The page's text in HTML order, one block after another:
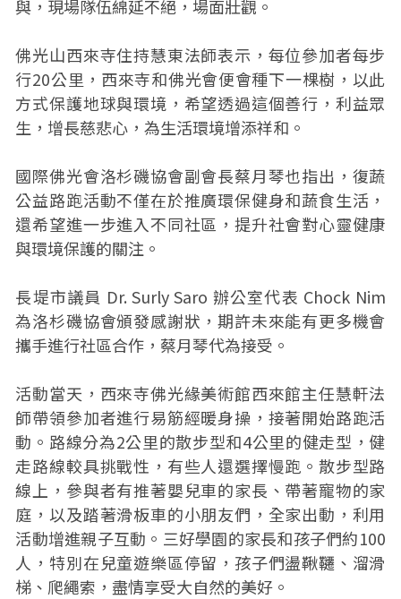
與，現場隊伍綿延不絕，場面壯觀。
佛光山西來寺住持慧東法師表示，每位參加者每步
行20公里，西來寺和佛光會便會種下一棵樹，以此
方式保護地球與環境，希望透過這個善行，利益眾
生，增長慈悲心，為生活環境增添祥和。
國際佛光會洛杉磯協會副會長蔡月琴也指出，復蔬
公益路跑活動不僅在於推廣環保健身和蔬食生活，
還希望進一步進入不同社區，提升社會對心靈健康
與環境保護的關注。
長堤市議員 Dr. Surly Saro 辦公室代表 Chock Nim
為洛杉磯協會頒發感謝狀，期許未來能有更多機會
攜手進行社區合作，蔡月琴代為接受。
活動當天，西來寺佛光緣美術館西來館主任慧軒法
師帶領參加者進行易筋經暖身操，接著開始路跑活
動。路線分為2公里的散步型和4公里的健走型，健
走路線較具挑戰性，有些人還選擇慢跑。散步型路
線上，參與者有推著嬰兒車的家長、帶著寵物的家
庭，以及踏著滑板車的小朋友們，全家出動，利用
活動增進親子互動。三好學園的家長和孩子們約100
人，特別在兒童遊樂區停留，孩子們盪鞦韆、溜滑
梯、爬繩索，盡情享受大自然的美好。